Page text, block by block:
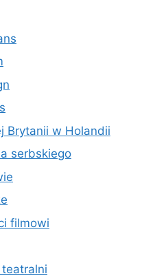
Brytanii w Holandii
serbskiego
filmowi